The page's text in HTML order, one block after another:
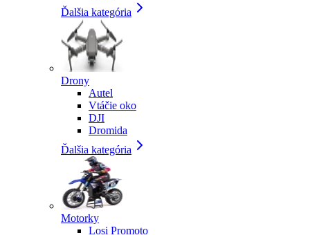
Ďalšia kategória
Drony
Autel
Vtáčie oko
DJI
Dromida
Ďalšia kategória
Motorky
Losi Promoto